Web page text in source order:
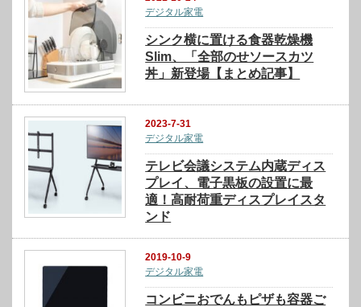
デジタル家電
シンク横に置ける食器乾燥機
Slim、「全部のせソースカツ
丼」新登場【まとめ記事】
2023-7-31
デジタル家電
テレビ会議システム内蔵ディス
プレイ、電子黒板の設置に最
適！高耐荷重ディスプレイスタ
ンド
2019-10-9
デジタル家電
コンビニおでんもピザも容器ご